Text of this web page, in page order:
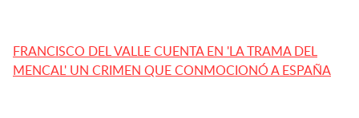
FRANCISCO DEL VALLE CUENTA EN 'LA TRAMA DEL
MENCAL' UN CRIMEN QUE CONMOCIONÓ A ESPAÑA